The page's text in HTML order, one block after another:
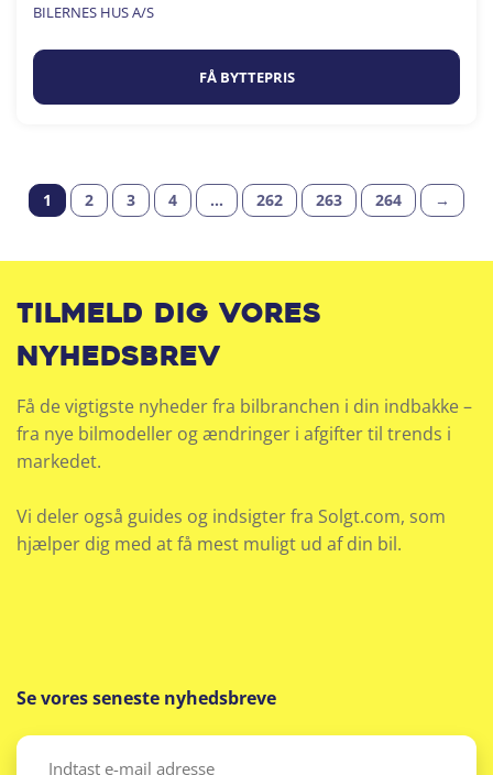
BILERNES HUS A/S
FÅ BYTTEPRIS
1 2 3 4 … 262 263 264 →
Tilmeld dig vores
nyhedsbrev
Få de vigtigste nyheder fra bilbranchen i din indbakke –
fra nye bilmodeller og ændringer i afgifter til trends i
markedet.
Vi deler også guides og indsigter fra Solgt.com, som
hjælper dig med at få mest muligt ud af din bil.
Se vores seneste nyhedsbreve
Email